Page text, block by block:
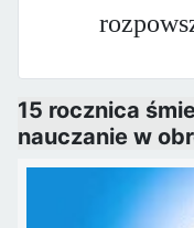
15 rocznica
nauczanie w